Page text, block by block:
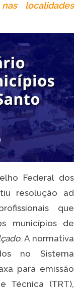
localidades
Federal dos
resolução ad
que
municípios de
. A normativa
no Sistema
para emissão
Técnica (TRT),